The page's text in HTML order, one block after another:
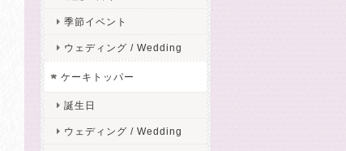
季節イベント
ウェディング / Wedding
ケーキトッパー
誕生日
ウェディング / Wedding